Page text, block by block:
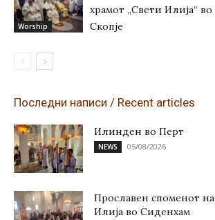
Worship
храмот „Свети Илија“
Скопје
Последни написи / Recent articles
Илинден во Перт
NEWS 05/08/2026
Прославен споменот
Илија во Сиденхам